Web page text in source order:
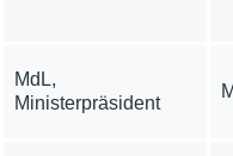
MdL,
Ministerpräsident